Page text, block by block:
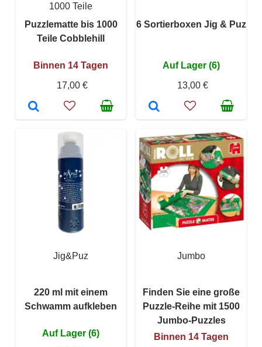
1000 Teile
Puzzlematte bis 1000
Teile Cobblehill
Binnen 14 Tagen
17,00 €
6 Sortierboxen Jig & Puz
Auf Lager (6)
13,00 €
Jig&Puz
220 ml mit einem
Schwamm aufkleben
Auf Lager (6)
Jumbo
Finden Sie eine große
Puzzle-Reihe mit 1500
Jumbo-Puzzles
Binnen 14 Tagen